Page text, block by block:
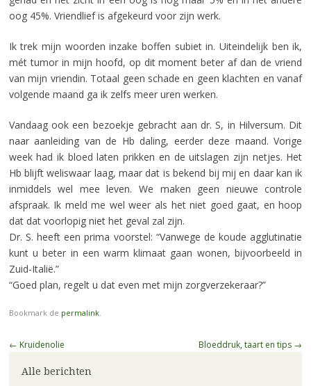
oog 45%. Vriendlief is afgekeurd voor zijn werk.
Ik trek mijn woorden inzake boffen subiet in. Uiteindelijk ben ik,
mét tumor in mijn hoofd, op dit moment beter af dan de vriend
van mijn vriendin. Totaal geen schade en geen klachten en vanaf
volgende maand ga ik zelfs meer uren werken.
Vandaag ook een bezoekje gebracht aan dr. S, in Hilversum. Dit
naar aanleiding van de Hb daling, eerder deze maand. Vorige
week had ik bloed laten prikken en de uitslagen zijn netjes. Het
Hb blijft weliswaar laag, maar dat is bekend bij mij en daar kan ik
inmiddels wel mee leven. We maken geen nieuwe controle
afspraak. Ik meld me wel weer als het niet goed gaat, en hoop
dat dat voorlopig niet het geval zal zijn.
Dr. S. heeft een prima voorstel: “Vanwege de koude agglutinatie
kunt u beter in een warm klimaat gaan wonen, bijvoorbeeld in
Zuid-Italië.”
“Goed plan, regelt u dat even met mijn zorgverzekeraar?”
Bookmark de permalink.
Berichtnavigatie
← Kruidenolie Bloeddruk, taart en tips →
Alle berichten